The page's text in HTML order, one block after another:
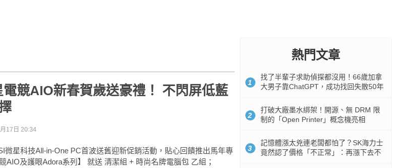
競AIO新春賀歲送豪禮！ 不閃屏低藍
17日 20:34
微星科技All-in-One PC首波送舊迎新促銷活動，貼心回饋推出馬年專
AIO及護眼Adora系列】 就送 清潔組 + 時尚名牌電腦包 乙組；
熱門文章
1
找了半輩子求助偵探都沒用！66歲加拿
大男子靠ChatGPT，成功找回失散50年
2
打破大廠墨水綁架！開源、無 DRM 限
制的「Open Printer」概念機亮相
3
記憶體漲太兇連老闆都怕了？SK海力士
竟然認了價格「不正常」：再漲下去不